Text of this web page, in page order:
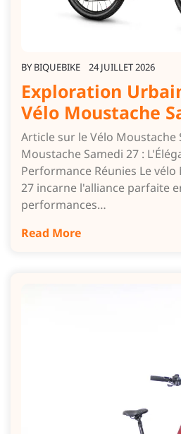
BY BIQUEBIKE 24 JUILLET 2026
Exploration
Vélo Moustache
Article sur le Vélo Moustache
Moustache Samedi 27 :
Performance Réunies Le
27 incarne l'alliance parfaite
performances…
Read More